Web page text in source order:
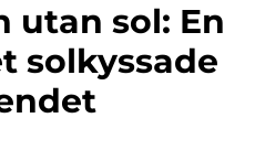
solkyssade